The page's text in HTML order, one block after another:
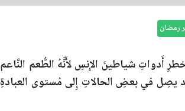
رمضان
أَدواتِ شياطينَ الإِنسِ لأَنَّهُ الطُّعم النَّاعم
يصِل في بعضِ الحالاتِ إِلى مُستوى العبادةِ